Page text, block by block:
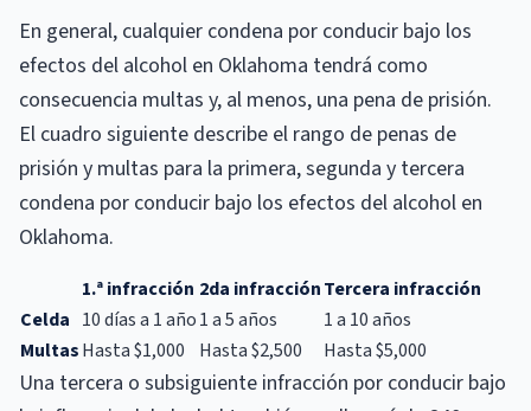
En general, cualquier condena por conducir bajo los
efectos del alcohol en Oklahoma tendrá como
consecuencia multas y, al menos, una pena de prisión.
El cuadro siguiente describe el rango de penas de
prisión y multas para la primera, segunda y tercera
condena por conducir bajo los efectos del alcohol en
Oklahoma.
1.ª infracción 2da infracciónTercera infracción
Celda 10 días a 1 año1 a 5 años
1 a 10 años
MultasHasta $1,000 Hasta $2,500 Hasta $5,000
Una tercera o subsiguiente infracción por conducir bajo